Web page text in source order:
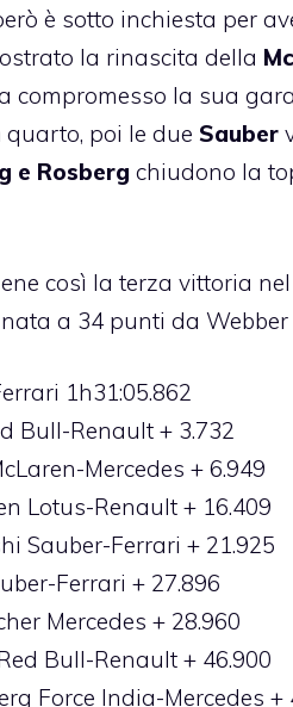
è sotto inchiesta per
la rinascita della
compromesso la sua
quarto, poi le due Sauber
e Rosberg chiudono la
così la terza vittoria nel
a 34 punti da Webber
1h31:05.862
Bull-Renault + 3.732
Mercedes + 6.949
Lotus-Renault + 16.409
Sauber-Ferrari + 21.925
Ferrari + 27.896
Mercedes + 28.960
Bull-Renault + 46.900
Force India-Mercedes +